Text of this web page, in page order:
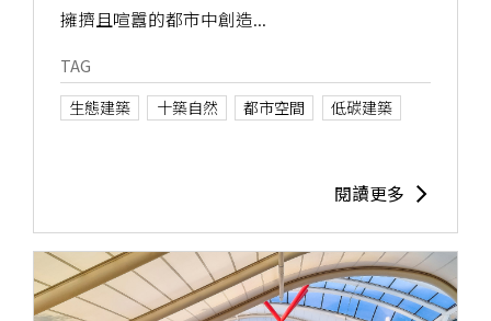
擁擠且喧囂的都市中創造...
TAG
生態建築
十築自然 都市空間 低碳建築
閱讀更多